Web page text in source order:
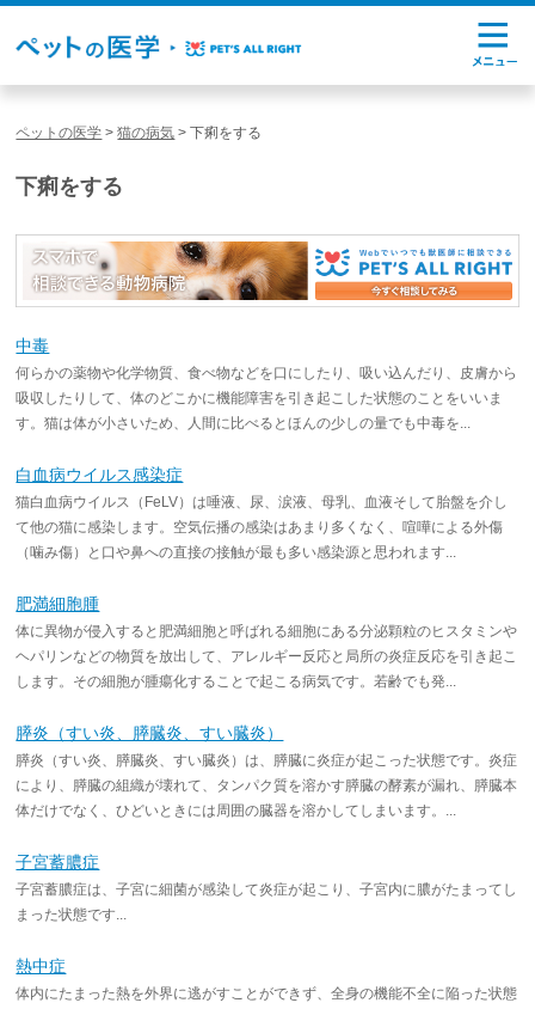
ペットの医学 >猫の病気 >下痢をする
下痢をする
中毒
何らかの薬物や化学物質、食べ物などを口にしたり、吸い込んだり、皮膚から
吸収したりして、体のどこかに機能障害を引き起こした状態のことをいいま
す。猫は体が小さいため、人間に比べるとほんの少しの量でも中毒を...
白血病ウイルス感染症
猫白血病ウイルス（FeLV）は唾液、尿、涙液、母乳、血液そして胎盤を介し
て他の猫に感染します。空気伝播の感染はあまり多くなく、喧嘩による外傷
（噛み傷）と口や鼻への直接の接触が最も多い感染源と思われます...
肥満細胞腫
体に異物が侵入すると肥満細胞と呼ばれる細胞にある分泌顆粒のヒスタミンや
ヘパリンなどの物質を放出して、アレルギー反応と局所の炎症反応を引き起こ
します。その細胞が腫瘍化することで起こる病気です。若齢でも発...
膵炎（すい炎、膵臓炎、すい臓炎）
膵炎（すい炎、膵臓炎、すい臓炎）は、膵臓に炎症が起こった状態です。炎症
により、膵臓の組織が壊れて、タンパク質を溶かす膵臓の酵素が漏れ、膵臓本
体だけでなく、ひどいときには周囲の臓器を溶かしてしまいます。...
子宮蓄膿症
子宮蓄膿症は、子宮に細菌が感染して炎症が起こり、子宮内に膿がたまってし
まった状態です...
熱中症
体内にたまった熱を外界に逃がすことができず、全身の機能不全に陥った状態